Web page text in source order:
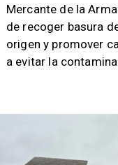
Mercante de la
de recoger basura
origen y promover
a evitar la